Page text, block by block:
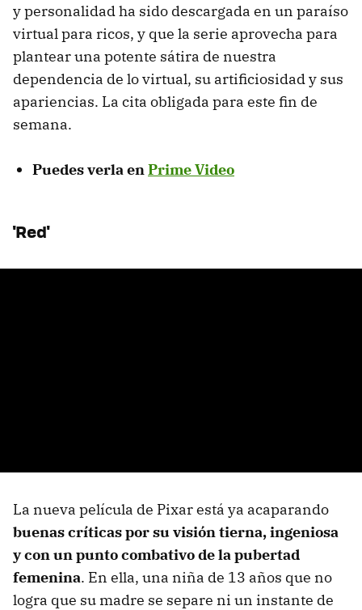
y personalidad ha sido descargada en un paraíso
virtual para ricos, y que la serie aprovecha para
plantear una potente sátira de nuestra
dependencia de lo virtual, su artificiosidad y sus
apariencias. La cita obligada para este fin de
semana.
Puedes verla enPrime Video
'Red'
La nueva película de Pixar está ya acaparando
buenas críticas por su visión tierna, ingeniosa
y con un punto combativo de la pubertad
femenina. En ella, una niña de 13 años que no
logra que su madre se separe ni un instante de